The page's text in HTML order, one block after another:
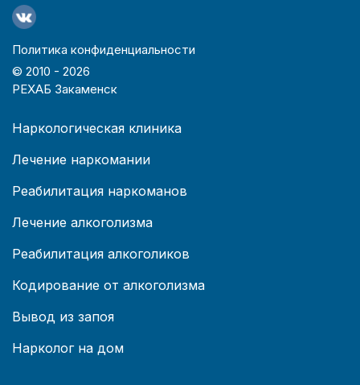
Политика конфиденциальности
© 2010 - 2026
РЕХАБ Закаменск
Наркологическая клиника
Лечение наркомании
Реабилитация наркоманов
Лечение алкоголизма
Реабилитация алкоголиков
Кодирование от алкоголизма
Вывод из запоя
Нарколог на дом